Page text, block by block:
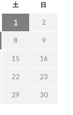
土 日
1 2
8 9
15 16
22 23
29 30